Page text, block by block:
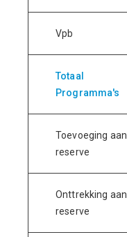
Vpb
Totaal
Programma's
Toevoeging aan
reserve
Onttrekking aan
reserve